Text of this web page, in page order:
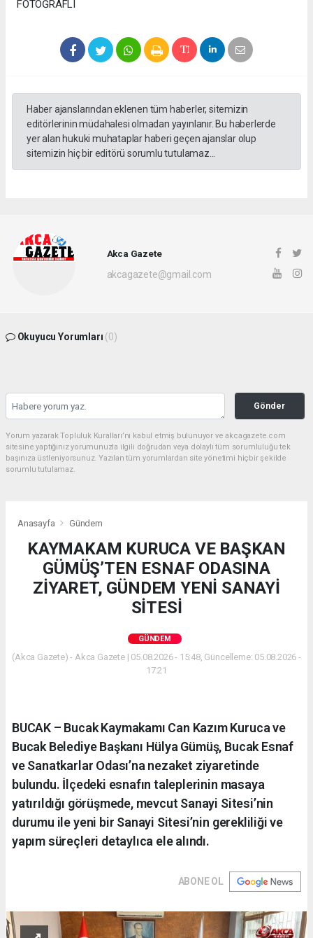
FOTOĞRAFLI
Haber ajanslarından eklenen tüm haberler, sitemizin
editörlerinin müdahalesi olmadan yayınlanır. Bu haberlerde
yer alan hukuki muhataplar haberi geçen ajanslar olup
sitemizin hiç bir editörü sorumlu tutulamaz...
Akca Gazete
akcagazete@gmail.com
Okuyucu Yorumları (0)
Gönder
Yorum yazarak Topluluk Kuralları’nı kabul etmiş bulunuyor ve akcagazete.com
sitesine yaptığınız yorumunuzla ilgili doğrudan veya dolaylı tüm sorumluluğu tek
başınıza üstleniyorsunuz. Yazılan tüm yorumlardan site yönetimi hiçbir şekilde
sorumlu tutulamaz.
Anasayfa Gündem
KAYMAKAM KURUCA VE BAŞKAN
GÜMÜŞ’TEN ESNAF ODASINA
ZİYARET, GÜNDEM YENİ SANAYİ
SİTESİ
GÜNDEM
(Akca Gazete) - Akca Gazete | 05.08.2026 - 15:48, Güncelleme: 05.08.2026 -
17:21
BUCAK – Bucak Kaymakamı Can Kazım Kuruca ve
Bucak Belediye Başkanı Hülya Gümüş, Bucak Esnaf
ve Sanatkarlar Odası’na nezaket ziyaretinde
bulundu. İlçedeki esnafın taleplerinin masaya
yatırıldığı görüşmede, mevcut Sanayi Sitesi’nin
durumu ile yeni bir Sanayi Sitesi’nin gerekliliği ve
yapım süreçleri detaylıca ele alındı.
ABONE OL